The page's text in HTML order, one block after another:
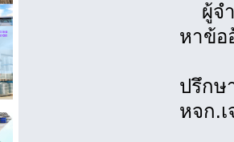
ผู้จำ
หาข้อ
ปรึกษ
หจก.